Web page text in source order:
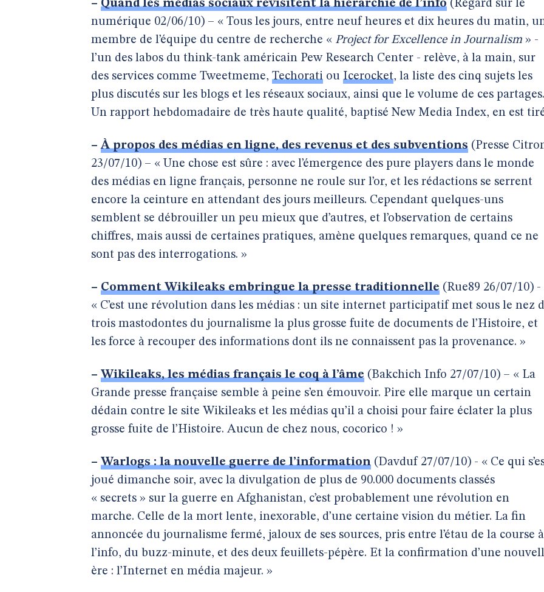
– Quand les médias sociaux revisitent la hiérarchie de l’info (Regard sur le
numérique 02/06/10) – « Tous les jours, entre neuf heures et dix heures du matin,
membre de l’équipe du centre de recherche « Project for Excellence in Journalism » -
l’un des labos du think-tank américain Pew Research Center - relève, à la main, sur
des services comme Tweetmeme, Techorati ou Icerocket, la liste des cinq sujets les
plus discutés sur les blogs et les réseaux sociaux, ainsi que le volume de ces partages.
Un rapport hebdomadaire de très haute qualité, baptisé New Media Index, en est
– À propos des médias en ligne, des revenus et des subventions (Presse
23/07/10) – « Une chose est sûre : avec l’émergence des pure players dans le monde
des médias en ligne français, personne ne roule sur l’or, et les rédactions se serrent
encore la ceinture en attendant des jours meilleurs. Cependant quelques-uns
semblent se débrouiller un peu mieux que d’autres, et l’observation de certains
chiffres, mais aussi de certaines pratiques, amène quelques remarques, quand ce ne
sont pas des interrogations. »
– Comment Wikileaks embringue la presse traditionnelle (Rue89 26/07/10) -
« C’est une révolution dans les médias : un site internet participatif met sous le nez
trois mastodontes du journalisme la plus grosse fuite de documents de l’Histoire, et
les force à recouper des informations dont ils ne connaissent pas la provenance. »
– Wikileaks, les médias français le coq à l’âme (Bakchich Info 27/07/10) – « La
Grande presse française semble à peine s’en émouvoir. Pire elle marque un certain
dédain contre le site Wikileaks et les médias qu’il a choisi pour faire éclater la plus
grosse fuite de l’Histoire. Aucun de chez nous, cocorico ! »
– Warlogs : la nouvelle guerre de l’information (Davduf 27/07/10) - « Ce qui
joué dimanche soir, avec la divulgation de plus de 90.000 documents classés
« secrets » sur la guerre en Afghanistan, c’est probablement une révolution en
marche. Celle de la mort lente, inexorable, d’une certaine vision du métier. La fin
annoncée du journalisme fermé, jaloux de ses sources, pris entre l’étau de la course à
l’info, du buzz-minute, et des deux feuillets-pépère. Et la confirmation d’une
ère : l’Internet en média majeur. »